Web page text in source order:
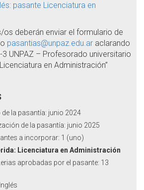
pasante Licenciatura en
os deberán enviar el formulario de
pasantias@unpaz.edu.ar aclarando
3 UNPAZ – Profesorado universitario
en Administración”
de la pasantía: junio 2024
de la pasantía: junio 2025
a incorporar: 1 (uno)
Licenciatura en Administración
aprobadas por el pasante: 13